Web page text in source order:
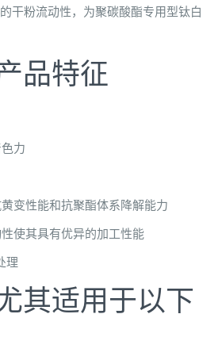
干粉流动性，为聚碳酸酯专用型钛白
品特征
力
变性能和抗聚酯体系降解能力
使其具有优异的加工性能
理
其适用于以下